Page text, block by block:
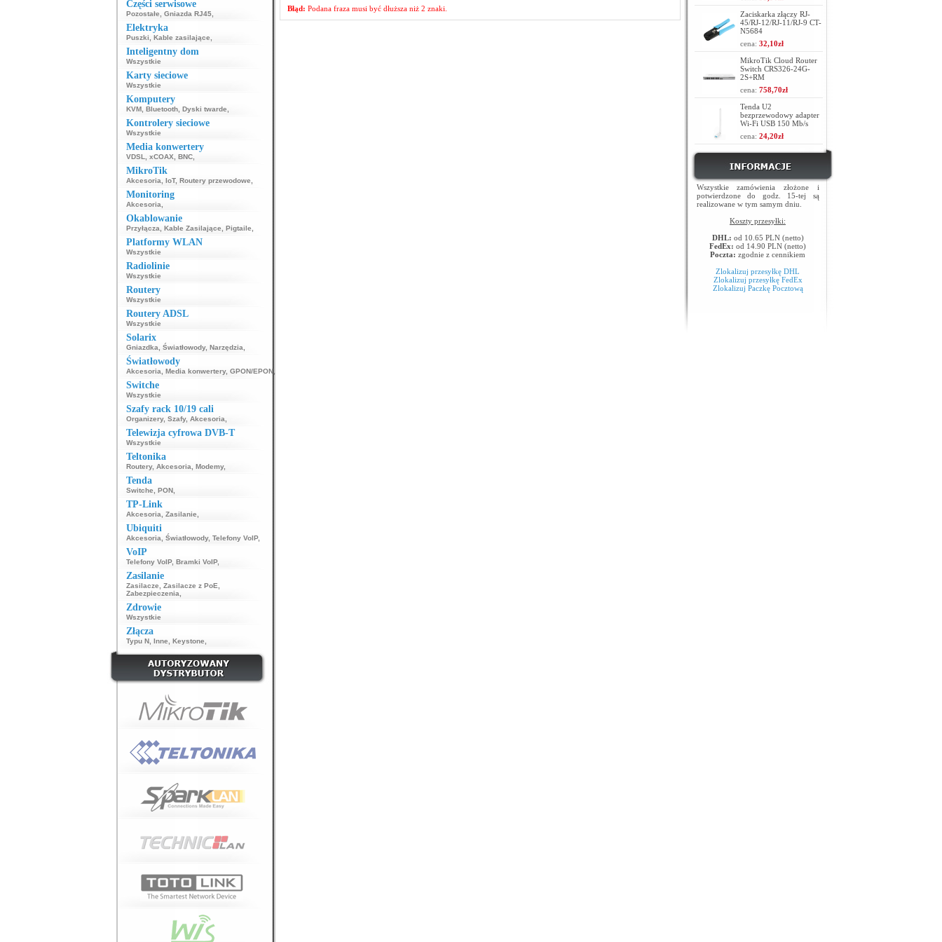
Części serwisowe
Pozostałe Gniazda RJ45,
Elektryka
Puszki Kable zasilające
Inteligentny dom
Wszystkie
Karty sieciowe
Wszystkie
Komputery
KVM, Bluetooth, Dyski twarde
Kontrolery sieciowe
Wszystkie
Media konwertery
VDSL xCOAX BNC,
MikroTik
Akcesoria IoT, Routery przewodowe
Monitoring
Akcesoria
Okablowanie
Przyłącza Kable Zasilające Pigtaile
Platformy WLAN
Wszystkie
Radiolinie
Wszystkie
Routery
Wszystkie
Routery ADSL
Wszystkie
Solarix
Gniazdka Światłowody, Narzędzia
Światłowody
Akcesoria Media konwertery, GPON/EPON,
Switche
Wszystkie
Szafy rack 10/19 cali
Organizery, Szafy, Akcesoria
Telewizja cyfrowa DVB-T
Wszystkie
Teltonika
Routery, Akcesoria Modemy,
Tenda
Switche PON,
TP-Link
Akcesoria Zasilanie
Ubiquiti
Akcesoria Światłowody, Telefony VoIP,
VoIP
Telefony VoIP, Bramki VoIP,
Zasilanie
Zasilacze Zasilacze z PoE
Zabezpieczenia
Zdrowie
Wszystkie
Złącza
Typu N, Inne Keystone
Błąd: Podana fraza musi być dłuższa niż 2 znaki.
Zaciskarka złączy RJ-
45/RJ-12/RJ-11/RJ-9 CT-
N5684
cena: 32,10zł
MikroTik Cloud Router
Switch CRS326-24G-
2S+RM
cena: 758,70zł
Tenda U2
bezprzewodowy adapter
Wi-Fi USB 150 Mb/s
cena: 24,20zł
Wszystkie zamówienia złożone i
potwierdzone do godz. 15-tej są
realizowane w tym samym dniu.
Koszty przesyłki:
DHL: od 10.65 PLN (netto)
FedEx: od 14.90 PLN (netto)
Poczta: zgodnie z cennikiem
Zlokalizuj przesyłkę DHL
Zlokalizuj przesyłkę FedEx
Zlokalizuj Paczkę Pocztową